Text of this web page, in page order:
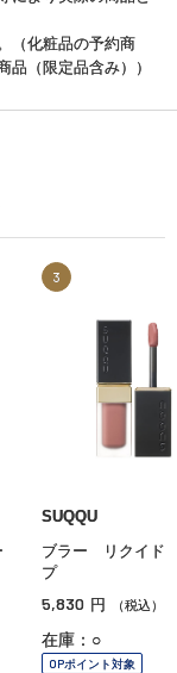
（化粧品の予約商
（限定品含み））
3
SUQQU
ブラー リクイド
プ
5,830 円 （税込）
在庫：○
OPポイント対象